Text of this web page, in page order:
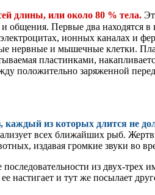
длины, или около 80 % тела.
Первые два находятся в
ионных каналах и
нервные и мышечные клетки.
пластинками,
положительно заряженной
каждый из которых длится не
всех ближайших рыб.
издавая громкие звуки во
последовательности из двух-
настигает и тут же посылает